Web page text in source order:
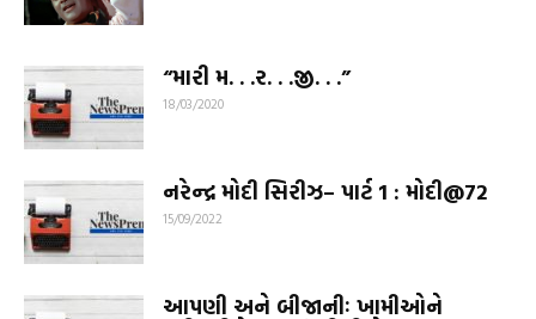
“મારી મ. . .ર. . .જી. . .”
18/03/2020
નરેન્દ્ર મોદી સિરીઝ– પાર્ટ ‍‍1 : મોદી@72
15/09/2022
આપણી અને બીજાનીઃ ખામીઓને